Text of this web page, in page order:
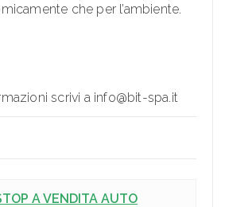
che per l’ambiente.
scrivi a info@bit-spa.it
A VENDITA AUTO